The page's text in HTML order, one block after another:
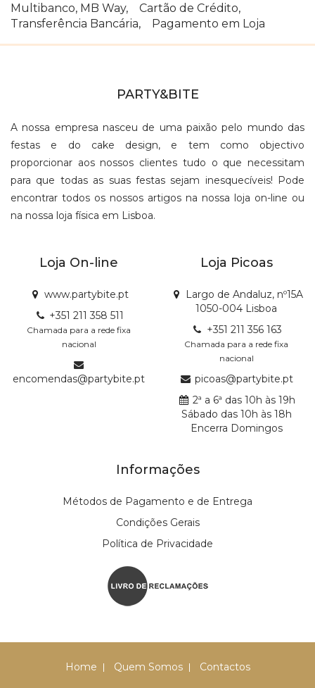
Multibanco, MB Way, Cartão de Crédito,
Transferência Bancária, Pagamento em Loja
PARTY&BITE
A nossa empresa nasceu de uma paixão pelo mundo das
festas e do cake design, e tem como objectivo
proporcionar aos nossos clientes tudo o que necessitam
para que todas as suas festas sejam inesquecíveis! Pode
encontrar todos os nossos artigos na nossa loja on-line ou
na nossa loja física em Lisboa.
Loja On-line
www.partybite.pt
+351 211 358 511
Chamada para a rede fixa
nacional
encomendas@partybite.pt
Loja Picoas
Largo de Andaluz, nº15A
1050-004 Lisboa
+351 211 356 163
Chamada para a rede fixa
nacional
picoas@partybite.pt
2ª a 6ª das 10h às 19h
Sábado das 10h às 18h
Encerra Domingos
Informações
Métodos de Pagamento e de Entrega
Condições Gerais
Política de Privacidade
Home Quem Somos Contactos